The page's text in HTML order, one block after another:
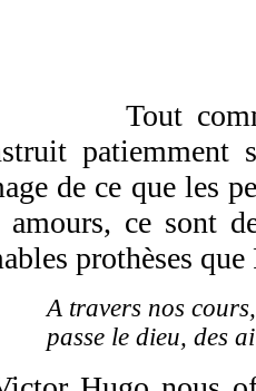
comme
patiemment
de ce que les
amours, ce sont
prothèses
A travers nos
passe le dieu, des